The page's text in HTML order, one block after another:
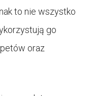
to nie wszystko
go
oraz